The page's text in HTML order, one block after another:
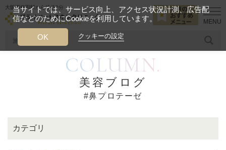
大阪西梅田駅から徒歩2分
糸リフト ヒアルロン酸
今月のおすすめメニュー
鼻プロテーゼ
COLUMN.
美容ブログ
#鼻プロテーゼ
カテゴリ
当サイトでは、サービス向上、アクセス状況計測、広告配
信などのためにCookieを利用しています。
クッキーの設定
OK